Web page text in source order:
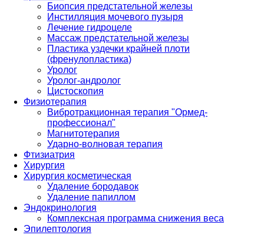
Биопсия предстательной железы
Инстилляция мочевого пузыря
Лечение гидроцеле
Массаж предстательной железы
Пластика уздечки крайней плоти
(френулопластика)
Уролог
Уролог-андролог
Цистоскопия
Физиотерапия
Вибротракционная терапия "Ормед-
профессионал"
Магнитотерапия
Ударно-волновая терапия
Фтизиатрия
Хирургия
Хирургия косметическая
Удаление бородавок
Удаление папиллом
Эндокринология
Комплексная программа снижения веса
Эпилептология